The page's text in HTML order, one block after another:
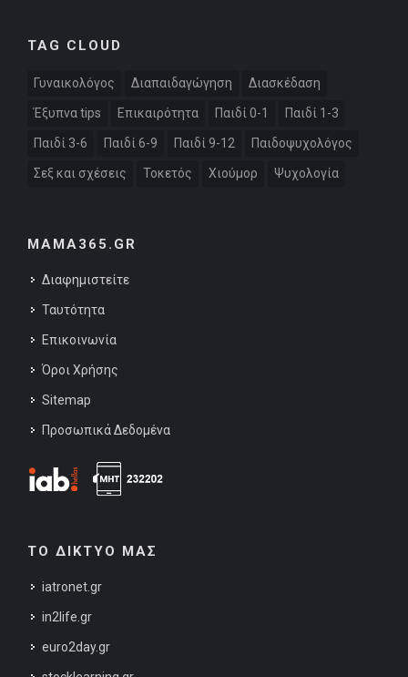
TAG CLOUD
Γυναικολόγος Διαπαιδαγώγηση Διασκέδαση
Έξυπνα tips Επικαιρότητα Παιδί 0-1 Παιδί 1-3
Παιδί 3-6 Παιδί 6-9 Παιδί 9-12 Παιδοψυχολόγος
Σεξ και σχέσεις Τοκετός Χιούμορ Ψυχολογία
MAMA365.GR
Διαφημιστείτε
Ταυτότητα
Επικοινωνία
Όροι Χρήσης
Sitemap
Προσωπικά Δεδομένα
ΤΟ ΔΙΚΤΥΟ ΜΑΣ
iatronet.gr
in2life.gr
euro2day.gr